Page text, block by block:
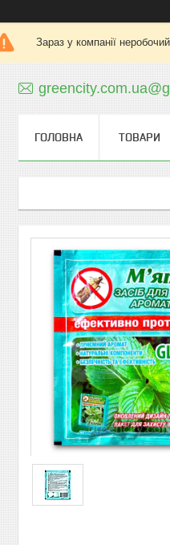
Зараз у компанії
ГОЛОВНА ТОВАРИ